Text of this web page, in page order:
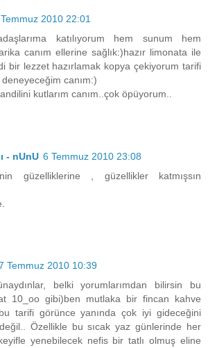
2010 22:01
katılıyorum hem sunum hem
canım ellerine sağlık:)hazır limonata ile
bir lezzet hazırlamak kopya çekiyorum tarifi
canım:)
kutlarım canım..çok öpüyorum..
- nUnU 6 Temmuz 2010 23:08
güzelliklerine , güzellikler katmışsın
Temmuz 2010 10:39
belki yorumlarımdan bilirsin bu
10_oo gibi)ben mutlaka bir fincan kahve
tarifi görünce yanında çok iyi gideceğini
Özellikle bu sıcak yaz günlerinde her
yenebilecek nefis bir tatlı olmuş eline